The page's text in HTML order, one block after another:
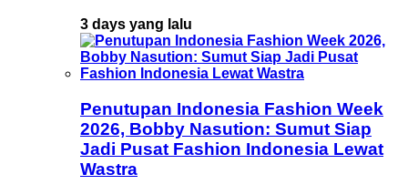
3 days yang lalu
Penutupan Indonesia Fashion Week
2026, Bobby Nasution: Sumut Siap
Jadi Pusat Fashion Indonesia Lewat
Wastra